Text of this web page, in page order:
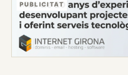
PUBLICITAT